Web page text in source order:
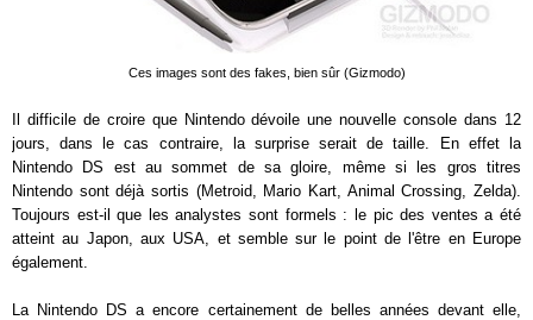
Ces images sont des fakes, bien sûr (Gizmodo)
Il difficile de croire que Nintendo dévoile une nouvelle console dans 12
jours, dans le cas contraire, la surprise serait de taille. En effet la
Nintendo DS est au sommet de sa gloire, même si les gros titres
Nintendo sont déjà sortis (Metroid, Mario Kart, Animal Crossing, Zelda).
Toujours est-il que les analystes sont formels : le pic des ventes a été
atteint au Japon, aux USA, et semble sur le point de l'être en Europe
également.
La Nintendo DS a encore certainement de belles années devant elle,